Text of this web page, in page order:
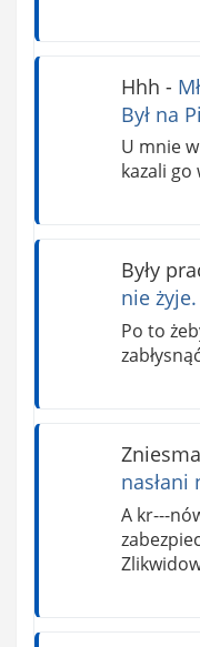
Hhh -
Był na
U mnie
kazali go
Były
nie
Po to
zabłysnąć
nasłani
A kr---